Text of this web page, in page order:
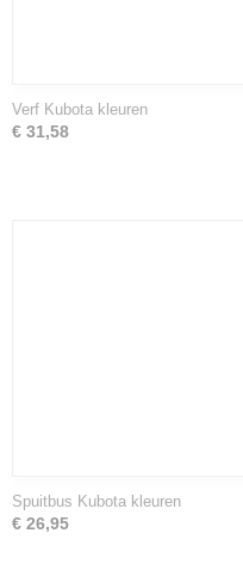
Verf Kubota kleuren
€ 31,58
Spuitbus Kubota kleuren
€ 26,95